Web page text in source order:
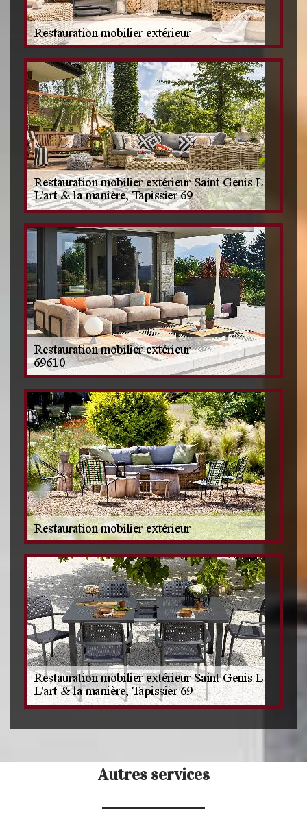
Autres services